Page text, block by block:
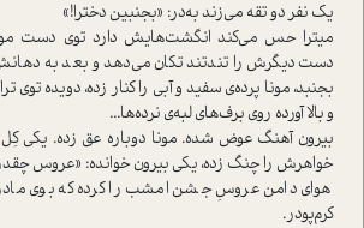
یک نفر دو تقه می‌زند به‌در: «بجنبین دخترا!»
میترا حس می‌کند انگشت‌هایش دارد توی دست
دست دیگرش را تندتند تکان می‌دهد و بعد به دهانش
بجنبد، مونا پرده‌ی سفید و آبی را کنار زده، دویده
و بالا آورده روی برف‌های لبه‌ی نرده‌ها...
بیرون آهنگ عوض شده. مونا دوباره عق زده. یکی کِل
خواهرش را چنگ زده، یکی بیرون خوانده: «عروس
هوای دامن عروسِ جشن امشب را کرده که بوی
کرم‌پودر.